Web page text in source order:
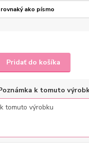
Pridať do košíka
k tomuto